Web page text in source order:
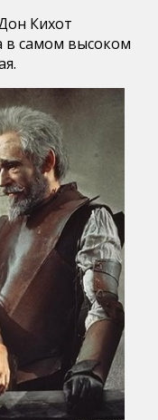
Кихот
в самом высоком